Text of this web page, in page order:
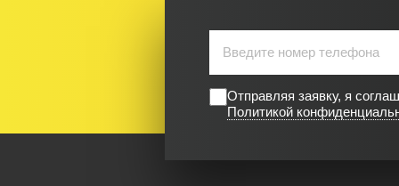
Отправляя заявку, я
Политикой